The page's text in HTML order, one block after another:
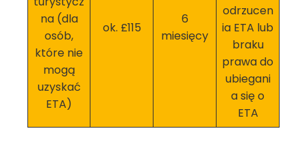
na (dla
osób,
które nie
mogą
uzyskać
ETA)
ok. £115
6
miesięcy
odrzucen
ia ETA lub
braku
prawa do
ubiegani
a się o
ETA